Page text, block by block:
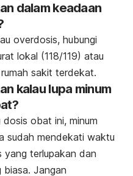
dalam keadaan
overdosis, hubungi
lokal (118/119) atau
sakit terdekat.
kalau lupa minum
obat ini, minum
sudah mendekati waktu
terlupakan dan
Jangan